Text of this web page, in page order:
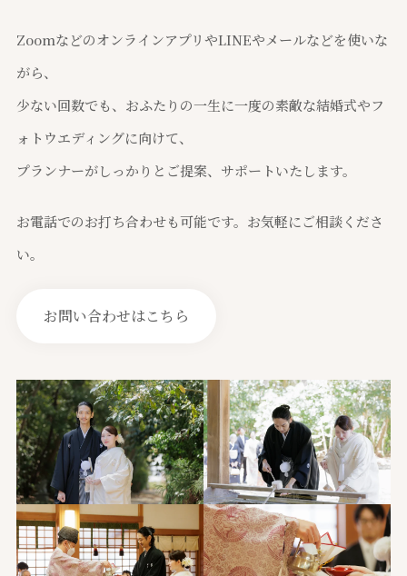
ZoomなどのオンラインアプリやLINEやメールなどを使いな
がら、
少ない回数でも、おふたりの一生に一度の素敵な結婚式やフ
ォトウエディングに向けて、
プランナーがしっかりとご提案、サポートいたします。
お電話でのお打ち合わせも可能です。お気軽にご相談くださ
い。
お問い合わせはこちら